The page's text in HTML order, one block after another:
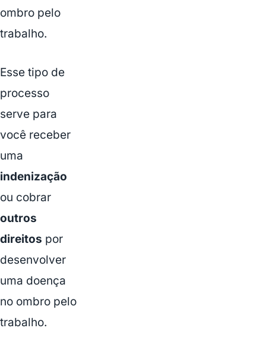
ombro pelo
trabalho.
Esse tipo de
processo
serve para
você receber
uma
indenização
ou cobrar
outros
direitos por
desenvolver
uma doença
no ombro pelo
trabalho.